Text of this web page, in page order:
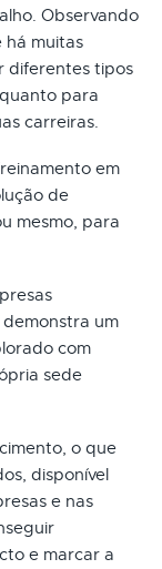
Observando
há muitas
diferentes tipos
para
carreiras.
em
de
mesmo, para
um
com
sede
o que
disponível
e nas
e marcar a